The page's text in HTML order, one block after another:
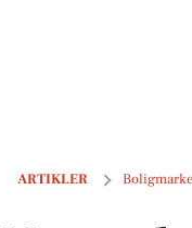
ARTIKLER
Netop kommet til salg: